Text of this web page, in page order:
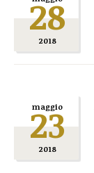
28
2018
maggio
23
2018